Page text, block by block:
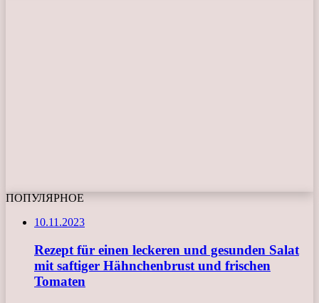
ПОПУЛЯРНОЕ
10.11.2023
Rezept für einen leckeren und gesunden Salat
mit saftiger Hähnchenbrust und frischen
Tomaten